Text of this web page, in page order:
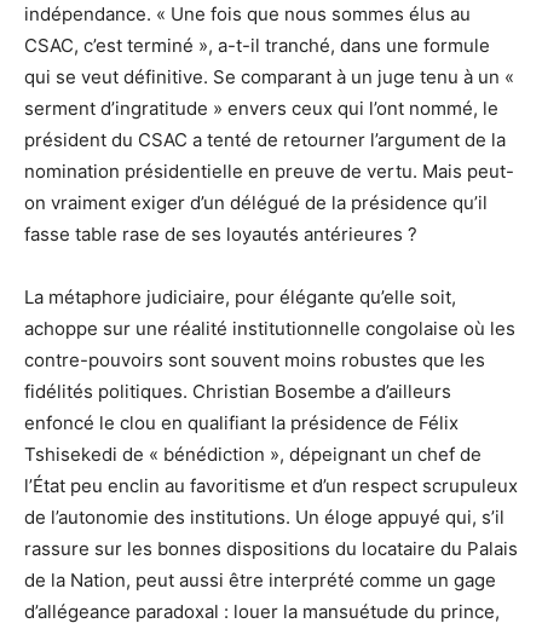
indépendance. « Une fois que nous sommes élus au
CSAC, c’est terminé », a-t-il tranché, dans une formule
qui se veut définitive. Se comparant à un juge tenu à un «
serment d’ingratitude » envers ceux qui l’ont nommé, le
président du CSAC a tenté de retourner l’argument de la
nomination présidentielle en preuve de vertu. Mais peut-
on vraiment exiger d’un délégué de la présidence qu’il
fasse table rase de ses loyautés antérieures ?
La métaphore judiciaire, pour élégante qu’elle soit,
achoppe sur une réalité institutionnelle congolaise où les
contre-pouvoirs sont souvent moins robustes que les
fidélités politiques. Christian Bosembe a d’ailleurs
enfoncé le clou en qualifiant la présidence de Félix
Tshisekedi de « bénédiction », dépeignant un chef de
l’État peu enclin au favoritisme et d’un respect scrupuleux
de l’autonomie des institutions. Un éloge appuyé qui, s’il
rassure sur les bonnes dispositions du locataire du Palais
de la Nation, peut aussi être interprété comme un gage
d’allégeance paradoxal : louer la mansuétude du prince,